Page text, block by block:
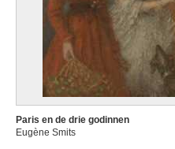
Paris en de drie godinnen
Eugène Smits